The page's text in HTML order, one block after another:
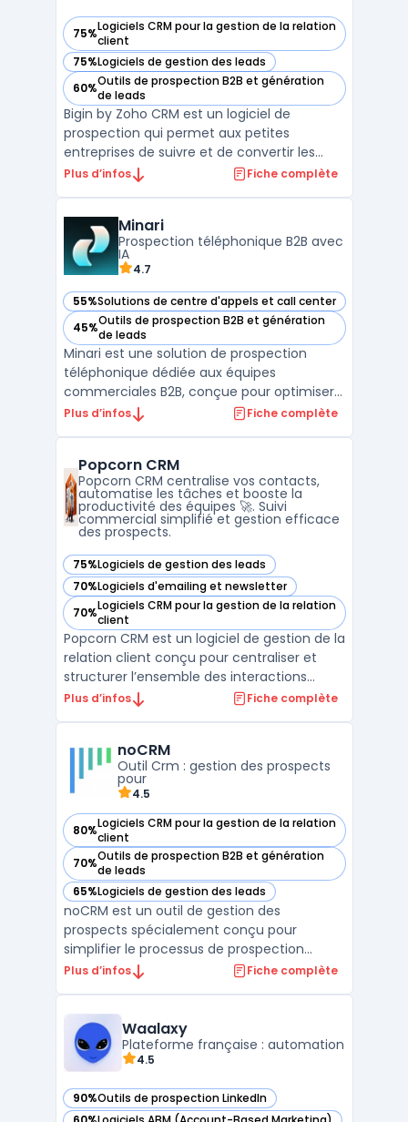
75%Logiciels CRM pour la gestion de la relation
client
— voir Bigin by Zoho CRM dans cette catégorie
75%Logiciels de gestion des leads
— voir Bigin by Zoho CRM dans cette catégorie
60%Outils de prospection B2B et génération
de leads
— voir Bigin by Zoho CRM dans cette catégorie
Bigin by Zoho CRM est un logiciel de
prospection qui permet aux petites
entreprises de suivre et de convertir les
prospects. Il offre des fonctionnalités telles
reporting. Avec Bigin, les utilisateurs
peuvent automat ...
Plus d’infos Fiche complète
Minari
Prospection téléphonique B2B avec
IA
4.7
55%Solutions de centre d'appels et call center
— voir Minari dans cette catégorie
45%Outils de prospection B2B et génération
de leads
— voir Minari dans cette catégorie
Minari est une solution de prospection
téléphonique dédiée aux équipes
commerciales B2B, conçue pour optimiser
la gestion et l’efficacité des appels
le cold calling à grande échelle en
permettant d’a ...
Plus d’infos Fiche complète
Popcorn CRM
Popcorn CRM centralise vos contacts,
automatise les tâches et booste la
productivité des équipes 🚀. Suivi
commercial simplifié et gestion efficace
des prospects.
75%Logiciels de gestion des leads
— voir Popcorn CRM dans cette catégorie
70%Logiciels d'emailing et newsletter
— voir Popcorn CRM dans cette catégorie
70%Logiciels CRM pour la gestion de la relation
client
— voir Popcorn CRM dans cette catégorie
Popcorn CRM est un logiciel de gestion de la
relation client conçu pour centraliser et
structurer l’ensemble des interactions
commerciales des entreprises. Ce logiciel
leurs besoins quotidiens de suivi client, tout
en ...
Plus d’infos Fiche complète
noCRM
Outil Crm : gestion des prospects
pour
4.5
80%Logiciels CRM pour la gestion de la relation
client
— voir noCRM dans cette catégorie
70%Outils de prospection B2B et génération
de leads
— voir noCRM dans cette catégorie
65%Logiciels de gestion des leads
— voir noCRM dans cette catégorie
noCRM est un outil de gestion des
prospects spécialement conçu pour
simplifier le processus de prospection
commerciale. Contrairement aux CRM
des opportunités commerciales, en évitant
la complexité souvent associée aux s ...
Plus d’infos Fiche complète
Waalaxy
Plateforme française : automation
4.5
90%Outils de prospection LinkedIn
— voir Waalaxy dans cette catégorie